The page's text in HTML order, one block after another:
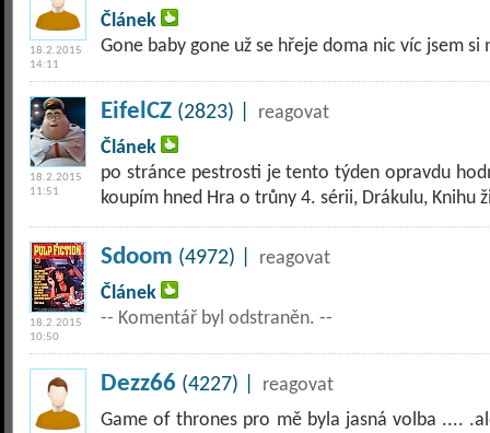
18.2.2015
14:11
Článek
Gone baby gone už se hřeje doma nic víc jsem si
18.2.2015
11:51
EifelCZ (2823) |
reagovat
Článek
po stránce pestrosti je tento týden opravdu
koupím hned Hra o trůny 4. sérii, Drákulu, Knihu
18.2.2015
10:50
Sdoom (4972) |
reagovat
Článek
-- Komentář byl odstraněn. --
Dezz66 (4227) |
reagovat
Game of thrones pro mě byla jasná volba ....